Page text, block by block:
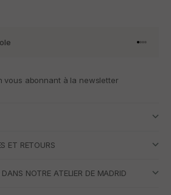
Aller à
Aller à
Aller à
Aller
vous abonnant à la newsletter
ET RETOURS
NOTRE ATELIER DE MADRID